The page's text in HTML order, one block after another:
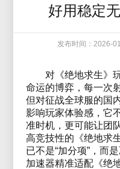
好用稳定
发布时间：2026-
对《绝地求生》
命运的博弈，每一次
但对征战全球服的国
影响玩家体验感，它
准时机，更可能让团
高竞技性的《绝地求
已不是“加分项”，而
加速器精准适配《绝